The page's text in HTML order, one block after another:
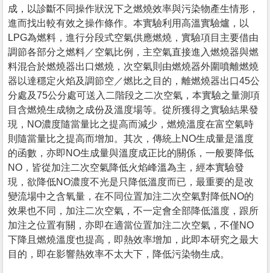
成，以診斷不同操作狀況下之燃燒效率與污染物產生情形，
進而找出較有效之操作條作。本實驗利用高溫實驗爐，以
LPG為燃料，進行分段式空氣供應燃燒，實驗項目主要借由
調節各部分之燃料／空氣比例，主空氣直接進入燃燒器與燃
料混合於燃燒器出口燃燒，次空氣則由燃燒器外圍噴離燃燒
器以達穩定火焰及調節空／燃比之目的，離燃燒器出口45公
分處及75公分處可送入二階段之二次空氣，本實驗之量測項
目含燃燒生成物之成份及溫度場等。從所獲得之實驗結果發
現，NO濃度隨當量比之提高而減少，燃燒溫度在富空氣時
則隨當量比之提高而增加。其次，傳統上NO生成量是溫度
的函數，亦即NO生成量與溫度成正比的關係，一般要降低
NO，皆從加注二次空氣降低火焰峰溫為主，經本實驗發
現，欲降低NO濃度不光是只降低溫度而已，最重要的是改
變流場中之含氧量，在不同位置加注二次空氣對降低NO的
效果也不同，加注二次空氣，不一定會全部降低溫度，跟所
加注之位置有關，亦即在適當位置加注二次空氣，不僅NO
下降且燃燒溫度也提高，即熱效率增加，此即本研究之最大
目的，即在影響熱效率不太大下，降低污染物生成。